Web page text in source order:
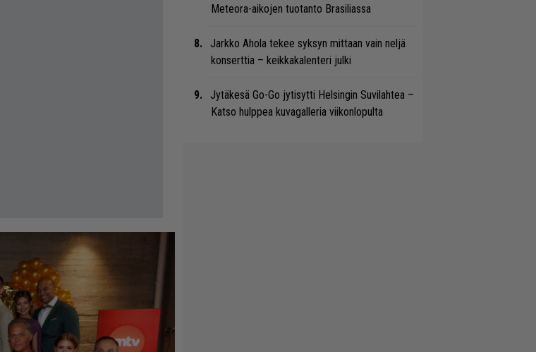
Meteora-aikojen tuotanto Brasiliassa
Jarkko Ahola tekee syksyn mittaan vain neljä
konserttia – keikkakalenteri julki
Jytäkesä Go-Go jytisytti Helsingin Suvilahtea –
Katso hulppea kuvagalleria viikonlopulta